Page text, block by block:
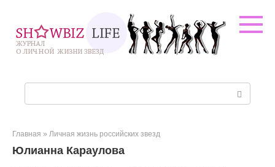
контенту
Главная » Личная жизнь российских звезд
Юлианна Караулова